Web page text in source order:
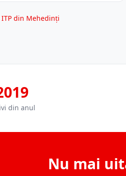
din Mehedinți
din anul
Nu mai